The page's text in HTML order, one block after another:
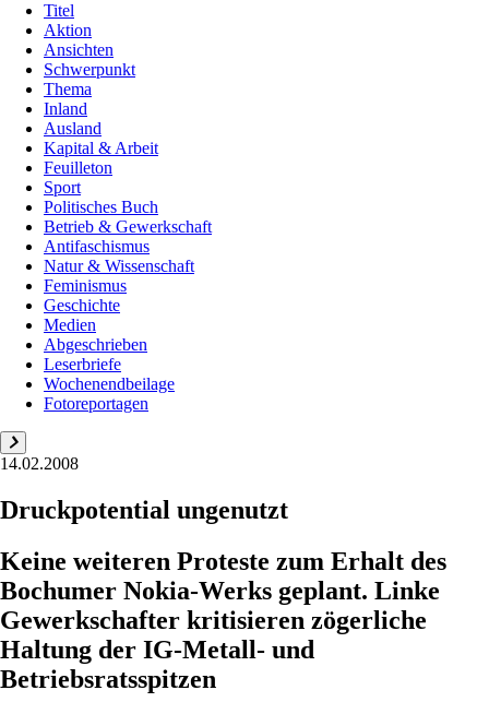
Titel
Aktion
Ansichten
Schwerpunkt
Thema
Inland
Ausland
Kapital & Arbeit
Feuilleton
Sport
Politisches Buch
Betrieb & Gewerkschaft
Antifaschismus
Natur & Wissenschaft
Feminismus
Geschichte
Medien
Abgeschrieben
Leserbriefe
Wochenendbeilage
Fotoreportagen
14.02.2008
Druckpotential ungenutzt
Keine weiteren Proteste zum Erhalt des
Bochumer Nokia-Werks geplant. Linke
Gewerkschafter kritisieren zögerliche
Haltung der IG-Metall- und
Betriebsratsspitzen